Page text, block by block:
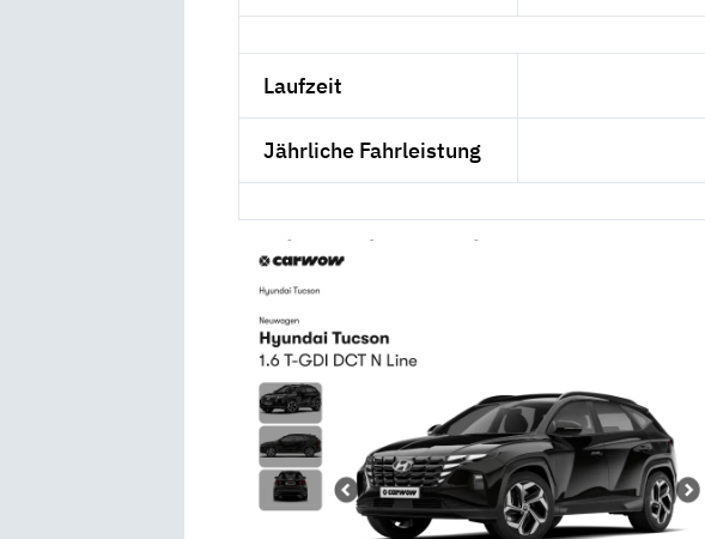
Laufzeit
Jährliche Fahrleistung